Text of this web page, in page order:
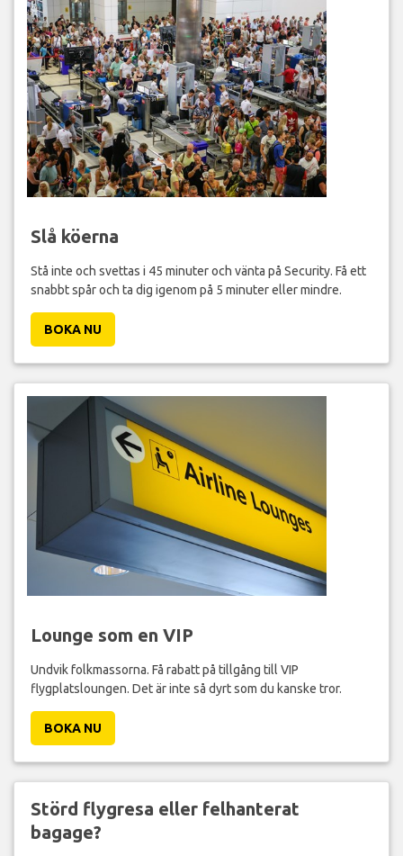
Slå köerna
Stå inte och svettas i 45 minuter och vänta på Security. Få ett
snabbt spår och ta dig igenom på 5 minuter eller mindre.
BOKA NU
Lounge som en VIP
Undvik folkmassorna. Få rabatt på tillgång till VIP
flygplatsloungen. Det är inte så dyrt som du kanske tror.
BOKA NU
Störd flygresa eller felhanterat
bagage?